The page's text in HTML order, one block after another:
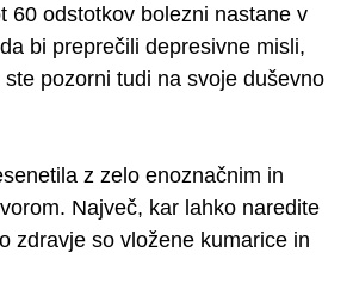
60 odstotkov bolezni nastane v
bi preprečili depresivne misli,
pozorni tudi na svoje duševno
z zelo enoznačnim in
Največ, kar lahko naredite
zdravje so vložene kumarice in